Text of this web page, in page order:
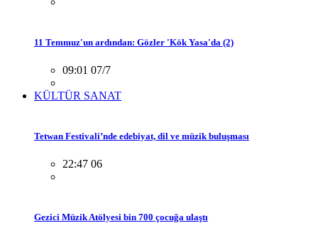
11 Temmuz'un ardından: Gözler 'Kök Yasa'da (2)
09:01 07/7
KÜLTÜR SANAT
Tetwan Festivali’nde edebiyat, dil ve müzik buluşması
22:47 06
Gezici Müzik Atölyesi bin 700 çocuğa ulaştı